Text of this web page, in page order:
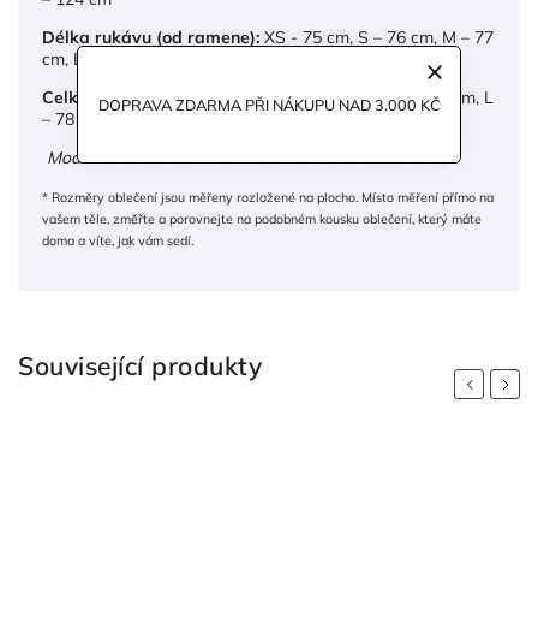
DOPRAVA ZDARMA PŘI NÁKUPU NAD 3.000 KČ
Délka rukávu (od ramene): XS - 75 cm, S – 76 cm, M – 77
cm, L – 78 cm
Celková délka košile:XS - 75 cm, S – 76 cm, M – 77 cm, L
– 78 cm
Modelka na fotkách měří 170cm a má na sobě vel. S.
* Rozměry oblečení jsou měřeny rozložené na plocho. Místo měření přímo na
vašem těle, změřte a porovnejte na podobném kousku oblečení, který máte
doma a víte, jak vám sedí.
Související produkty
Previous
Next